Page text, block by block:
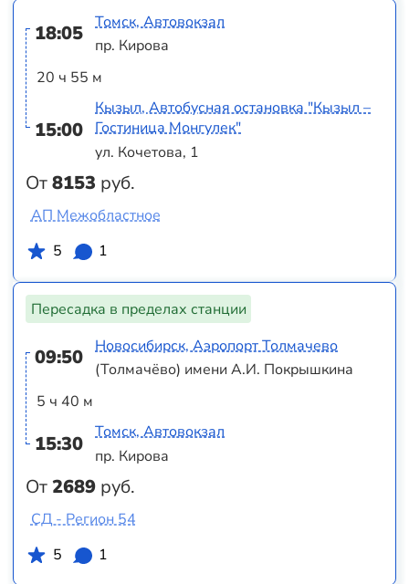
18:05
20 ч 55 м
15:00
От8153 руб.
Томск, Автовокзал
пр. Кирова
Кызыл, Автобусная остановка "Кызыл –
Гостиница Монгулек"
ул. Кочетова, 1
АП Межобластное
5
1
Пересадка в пределах станции
09:50
5 ч 40 м
15:30
От2689 руб.
Новосибирск, Аэропорт Толмачево
(Толмачёво) имени А.И. Покрышкина
Томск, Автовокзал
пр. Кирова
СД - Регион 54
5
1